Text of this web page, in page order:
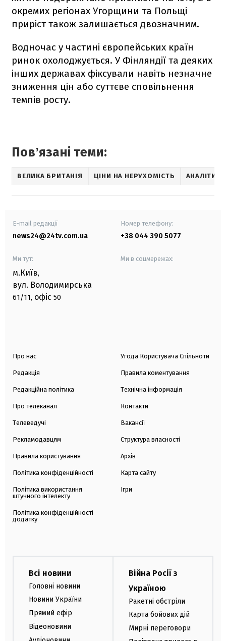
окремих регіонах Угорщини та Польщі
приріст також залишається двозначним.
Водночас у частині європейських країн
ринок охолоджується. У Фінляндії та деяких
інших державах фіксували навіть незначне
зниження цін або суттєве сповільнення
темпів росту.
Повʼязані теми:
ВЕЛИКА БРИТАНІЯ ЦІНИ НА НЕРУХОМІСТЬ
E-mail редакції
news24@24tv.com.ua
Номер телефону:
+38 044 390 5077
Ми тут:
м.Київ,
вул. Володимирська
61/11, офіс 50
Ми в соцмережах:
Про нас
Редакція
Редакційна політика
Про телеканал
Телеведучі
Рекламодавцям
Правила користування
Політика конфіденційності
Політика використання
штучного інтелекту
Політика конфіденційності
додатку
Угода Користувача Спільноти
Правила коментування
Технічна інформація
Контакти
Вакансії
Структура власності
Архів
Карта сайту
Ігри
Всі новини
Головні новини
Новини України
Прямий ефір
Відеоновини
Війна Росії з
Україною
Ракетні обстріли
Карта бойових дій
Мирні переговори